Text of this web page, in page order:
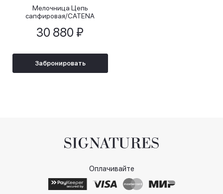
Мелочница Цепь
сапфировая/CATENA
30 880 ₽
Забронировать
Оплачивайте